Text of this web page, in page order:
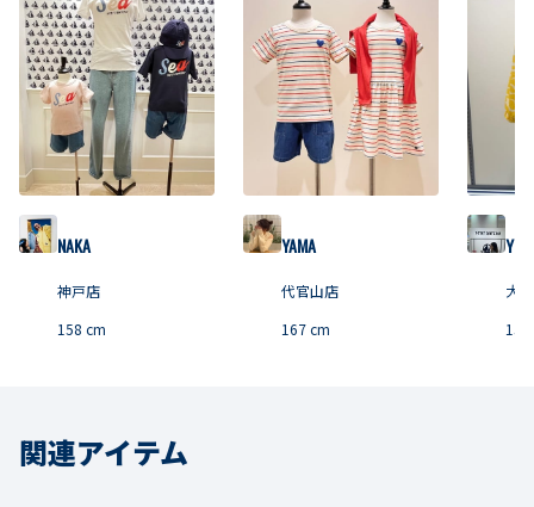
NAKA
神戸店
158 cm
YAMA
代官山店
167cm
大
152
関連アイテム